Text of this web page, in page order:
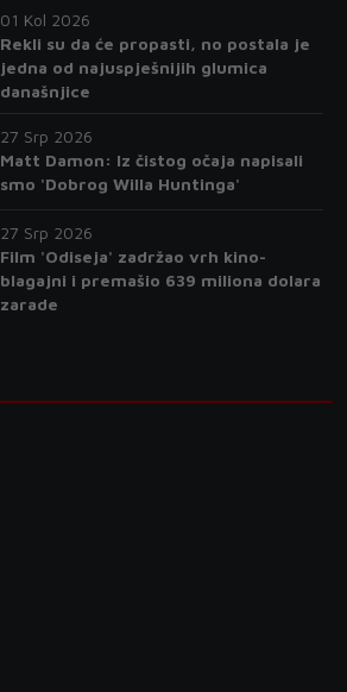
01 Kol 2026
Rekli su da će propasti, no postala je
jedna od najuspješnijih glumica
današnjice
27 Srp 2026
Matt Damon: Iz čistog očaja napisali
smo 'Dobrog Willa Huntinga'
27 Srp 2026
Film 'Odiseja' zadržao vrh kino-
blagajni i premašio 639 miliona dolara
zarade